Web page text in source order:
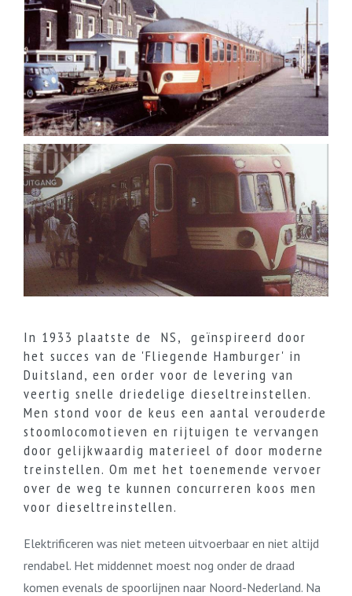
In 1933 plaatste de NS, geïnspireerd door
het succes van de 'Fliegende Hamburger' in
Duitsland, een order voor de levering van
veertig snelle driedelige dieseltreinstellen.
Men stond voor de keus een aantal verouderde
stoomlocomotieven en rijtuigen te vervangen
door gelijkwaardig materieel of door moderne
treinstellen. Om met het toenemende vervoer
over de weg te kunnen concurreren koos men
voor dieseltreinstellen.
Elektrificeren was niet meteen uitvoerbaar en niet altijd
rendabel. Het middennet moest nog onder de draad
komen evenals de spoorlijnen naar Noord-Nederland. Na